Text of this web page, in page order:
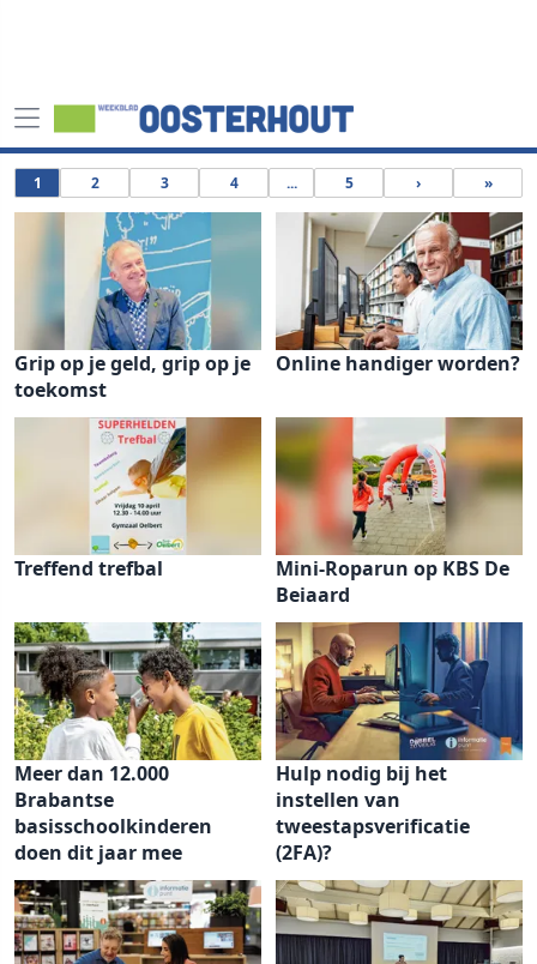
1 2 3 4 ... 5 › »
Grip op je geld, grip op je
toekomst
Online handiger worden?
Treffend trefbal
Mini-Roparun op KBS De
Beiaard
Meer dan 12.000
Brabantse
basisschoolkinderen
doen dit jaar mee
Hulp nodig bij het
instellen van
tweestapsverificatie
(2FA)?